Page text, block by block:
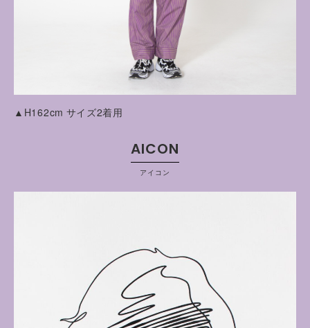
▲H162cm サイズ2着用
AICON
アイコン